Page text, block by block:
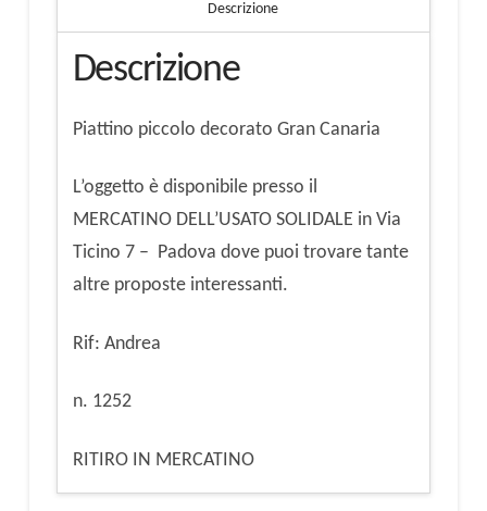
Descrizione
Descrizione
Piattino piccolo decorato Gran Canaria
L’oggetto è disponibile presso il
MERCATINO DELL’USATO SOLIDALE in Via
Ticino 7 – Padova dove puoi trovare tante
altre proposte interessanti.
Rif: Andrea
n. 1252
RITIRO IN MERCATINO